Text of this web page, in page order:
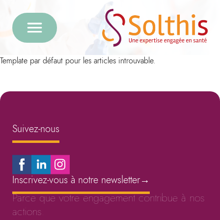
Template par défaut pour les articles introuvable.
Suivez-nous
Inscrivez-vous à notre newsletter→
Parce que votre engagement contribue à nos
actions.